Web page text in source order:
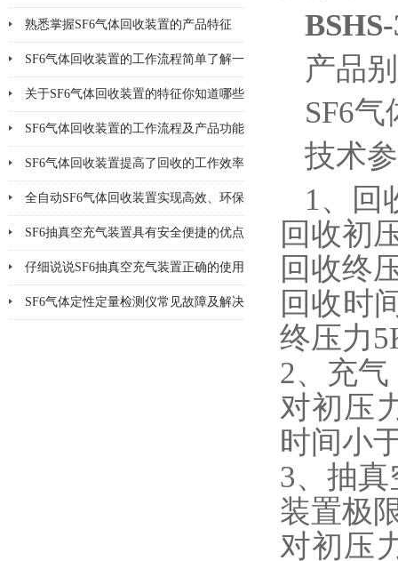
熟悉掌握SF6气体回收装置的产品特征
SF6气体回收装置的工作流程简单了解一
下
关于SF6气体回收装置的特征你知道哪些
SF6气体回收装置的工作流程及产品功能
说明
SF6气体回收装置提高了回收的工作效率
全自动SF6气体回收装置实现高效、环保
的SF6气体回收
SF6抽真空充气装置具有安全便捷的优点
&amp;#160;
仔细说说SF6抽真空充气装置正确的使用
方法
SF6气体定性定量检测仪常见故障及解决
产品
SF6
技术
1、回
回收初
回收终
回收时
终压力
2、充气
对初压
时间小
3、抽真
装置极
对初压